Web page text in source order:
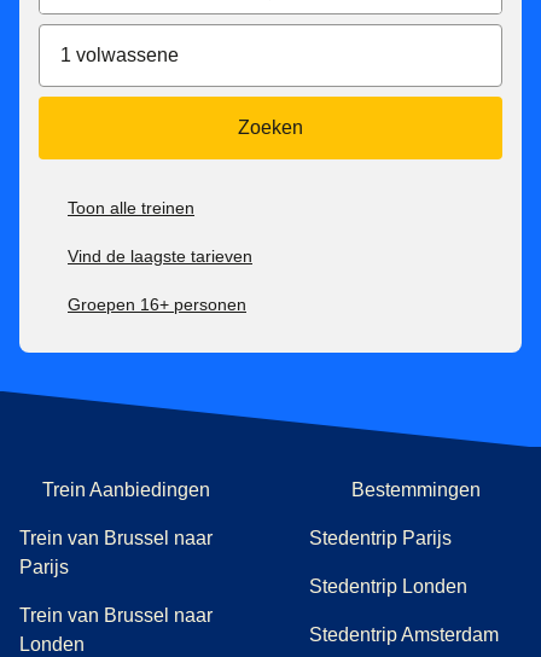
vertrektijd, daarna zijn ze inwisselbaar tegen een
vergoeding van €15 tot de vertrektijd. Ze kunnen niet
worden omgewisseld nadat de trein is vertrokken.
voor vertrektijd, daarna niet meer terugbetaalbaar.
Tickets voor het Eurostar Premier-tarief zijn:
Inwisselbaar zonder extra kosten tot 1 uur na vertrektijd,
meer.
1 volwassene
Zoeken
Toon alle treinen
Vind de laagste tarieven
Groepen 16+ personen
Trein Aanbiedingen
Trein van Brussel naar
Parijs
Trein van Brussel naar
Londen
Bestemmingen
Stedentrip Parijs
Stedentrip Londen
Stedentrip Amsterdam